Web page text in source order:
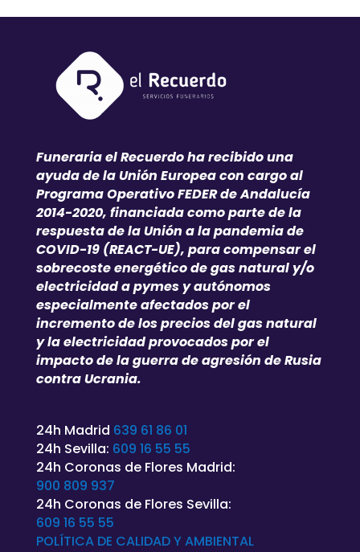
Funeraria el Recuerdo ha recibido una
ayuda de la Unión Europea con cargo al
Programa Operativo FEDER de Andalucía
2014-2020, financiada como parte de la
respuesta de la Unión a la pandemia de
COVID-19 (REACT-UE), para compensar el
sobrecoste energético de gas natural y/o
electricidad a pymes y autónomos
especialmente afectados por el
incremento de los precios del gas natural
y la electricidad provocados por el
impacto de la guerra de agresión de Rusia
contra Ucrania.
24h Madrid 639 61 86 01
24h Sevilla: 609 16 55 55
24h Coronas de Flores Madrid:
900 809 937
24h Coronas de Flores Sevilla:
609 16 55 55
POLÍTICA DE CALIDAD Y AMBIENTAL